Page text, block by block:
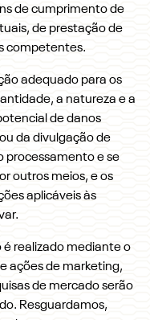
de cumprimento de
de prestação de
competentes.
adequado para os
a natureza e a
de danos
da divulgação de
processamento e se
outros meios, e os
aplicáveis às
é realizado mediante o
ações de marketing,
de mercado serão
Resguardamos,